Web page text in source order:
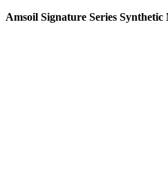
Amsoil Signature Series